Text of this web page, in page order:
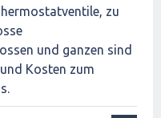
zu
und ganzen sind
Kosten zum